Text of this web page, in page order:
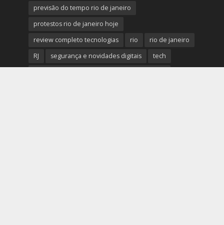
previsão do tempo rio de janeiro
protestos rio de janeiro hoje
review completo tecnologias
rio
rio de janeiro
RJ
segurança e novidades digitais
tech